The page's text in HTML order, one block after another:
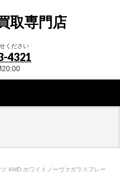
取専門店
ください
4321
4WD ホワイトノーヴァガラスフレー